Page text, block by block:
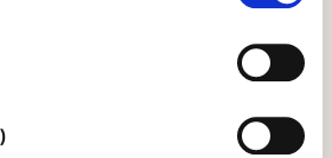
quelli di profilazione, analitici e
facoltativo e può essere revocato in
l’utente desidera modificare le
Per sapere di più sui cookie che
27.03.2006